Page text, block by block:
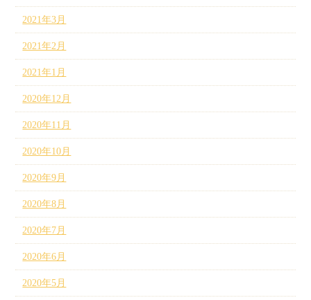
2021年3月
2021年2月
2021年1月
2020年12月
2020年11月
2020年10月
2020年9月
2020年8月
2020年7月
2020年6月
2020年5月